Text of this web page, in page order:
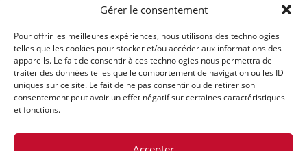
Gérer le consentement
Pour offrir les meilleures expériences, nous utilisons des technologies
telles que les cookies pour stocker et/ou accéder aux informations des
appareils. Le fait de consentir à ces technologies nous permettra de
traiter des données telles que le comportement de navigation ou les ID
uniques sur ce site. Le fait de ne pas consentir ou de retirer son
consentement peut avoir un effet négatif sur certaines caractéristiques
et fonctions.
Trouver nos produits
Politique de frais d'envoi
Termes et conditions
Politique de remboursement